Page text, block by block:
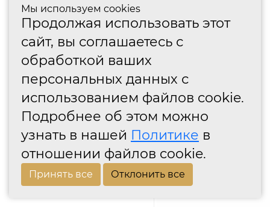
Мы используем cookies
Продолжая использовать этот
сайт, вы соглашаетесь с
обработкой ваших
персональных данных с
использованием файлов cookie.
Подробнее об этом можно
узнать в нашей Политике в
отношении файлов cookie.
Принять все Отклонить все